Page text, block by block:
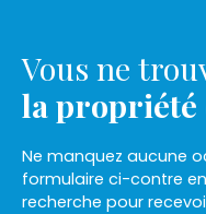
Vous ne
la propriété
Ne manquez aucune
formulaire ci-contre
recherche pour